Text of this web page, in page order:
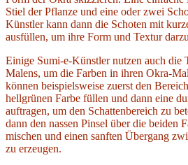
Stiel der Pflanze und eine oder zwei
Künstler kann dann die Schoten mit
ausfüllen, um ihre Form und Textur
Einige Sumi-e-Künstler nutzen auch die
Malens, um die Farben in ihren Okra-
können beispielsweise zuerst den
hellgrünen Farbe füllen und dann eine
auftragen, um den Schattenbereich zu
dann den nassen Pinsel über die beiden
mischen und einen sanften Übergang
zu erzeugen.